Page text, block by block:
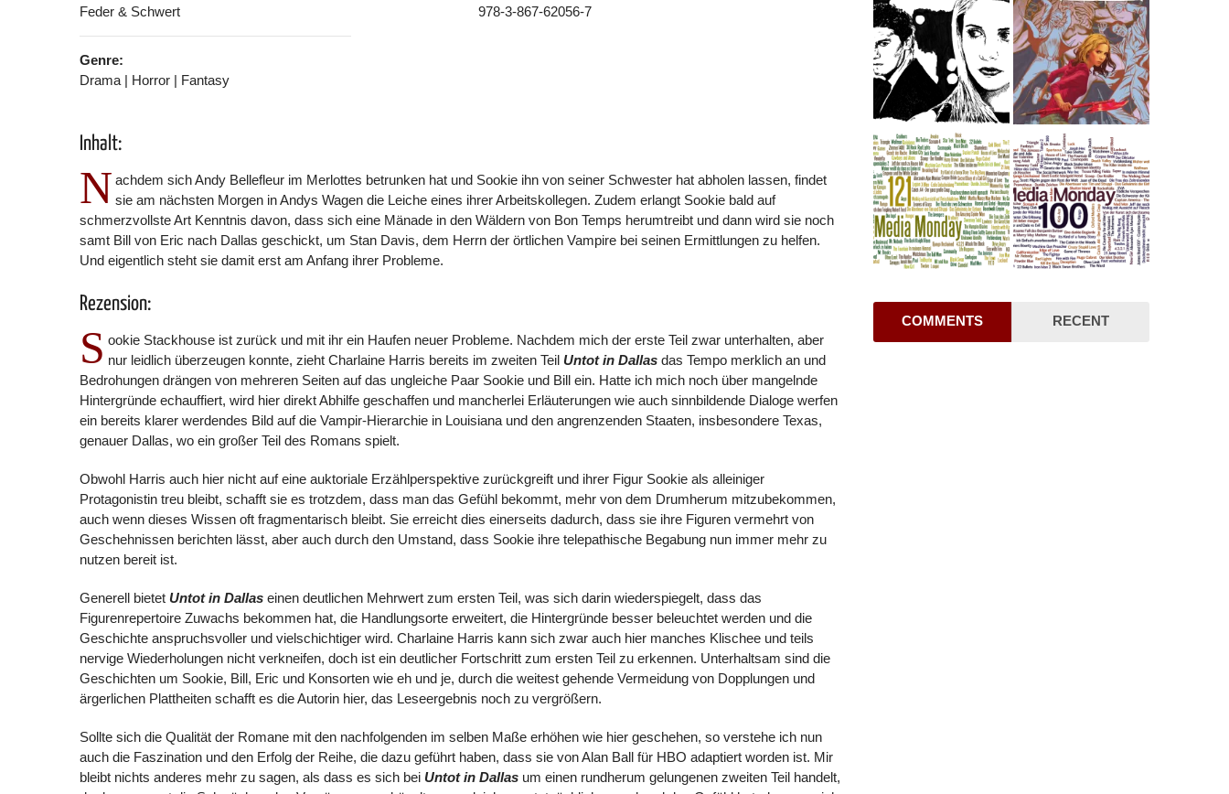
Feder & Schwert
978-3-867-62056-7
Genre:
Drama | Horror | Fantasy
Inhalt:
N achdem sich Andy Bellefleur im Merlottes betrunken hat und Sookie ihn von seiner Schwester hat abholen lassen, findet
sie am nächsten Morgen in Andys Wagen die Leiche eines ihrer Arbeitskollegen. Zudem erlangt Sookie bald auf
schmerzvollste Art Kenntnis davon, dass sich eine Mänade in den Wäldern von Bon Temps herumtreibt und dann wird sie noch
samt Bill von Eric nach Dallas geschickt, um Stan Davis, dem Herrn der örtlichen Vampire bei seinen Ermittlungen zu helfen.
Und eigentlich steht sie damit erst am Anfang ihrer Probleme.
Rezension:
S ookie Stackhouse ist zurück und mit ihr ein Haufen neuer Probleme. Nachdem mich der erste Teil zwar unterhalten, aber
nur leidlich überzeugen konnte, zieht Charlaine Harris bereits im zweiten Teil Untot in Dallas das Tempo merklich an und
Bedrohungen drängen von mehreren Seiten auf das ungleiche Paar Sookie und Bill ein. Hatte ich mich noch über mangelnde
Hintergründe echauffiert, wird hier direkt Abhilfe geschaffen und mancherlei Erläuterungen wie auch sinnbildende Dialoge werfen
ein bereits klarer werdendes Bild auf die Vampir-Hierarchie in Louisiana und den angrenzenden Staaten, insbesondere Texas,
genauer Dallas, wo ein großer Teil des Romans spielt.
Obwohl Harris auch hier nicht auf eine auktoriale Erzählperspektive zurückgreift und ihrer Figur Sookie als alleiniger
Protagonistin treu bleibt, schafft sie es trotzdem, dass man das Gefühl bekommt, mehr von dem Drumherum mitzubekommen,
auch wenn dieses Wissen oft fragmentarisch bleibt. Sie erreicht dies einerseits dadurch, dass sie ihre Figuren vermehrt von
Geschehnissen berichten lässt, aber auch durch den Umstand, dass Sookie ihre telepathische Begabung nun immer mehr zu
nutzen bereit ist.
Generell bietet Untot in Dallas einen deutlichen Mehrwert zum ersten Teil, was sich darin wiederspiegelt, dass das
Figurenrepertoire Zuwachs bekommen hat, die Handlungsorte erweitert, die Hintergründe besser beleuchtet werden und die
Geschichte anspruchsvoller und vielschichtiger wird. Charlaine Harris kann sich zwar auch hier manches Klischee und teils
nervige Wiederholungen nicht verkneifen, doch ist ein deutlicher Fortschritt zum ersten Teil zu erkennen. Unterhaltsam sind die
Geschichten um Sookie, Bill, Eric und Konsorten wie eh und je, durch die weitest gehende Vermeidung von Dopplungen und
ärgerlichen Plattheiten schafft es die Autorin hier, das Leseergebnis noch zu vergrößern.
Sollte sich die Qualität der Romane mit den nachfolgenden im selben Maße erhöhen wie hier geschehen, so verstehe ich nun
auch die Faszination und den Erfolg der Reihe, die dazu geführt haben, dass sie von Alan Ball für HBO adaptiert worden ist. Mir
bleibt nichts anderes mehr zu sagen, als dass es sich bei Untot in Dallas um einen rundherum gelungenen zweiten Teil handelt,
COMMENTS RECENT